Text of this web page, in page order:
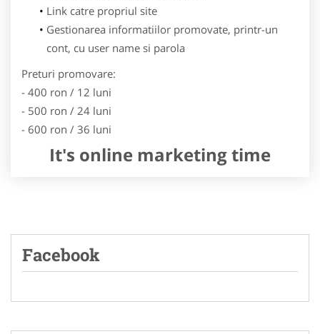
Link catre propriul site
Gestionarea informatiilor promovate, printr-un
cont, cu user name si parola
Preturi promovare:
- 400 ron / 12 luni
- 500 ron / 24 luni
- 600 ron / 36 luni
It's online marketing time
Facebook